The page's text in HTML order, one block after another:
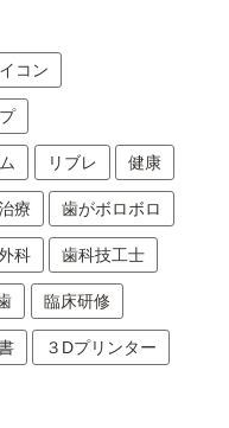
コン
リブレ 健康
療 歯がボロボロ
科 歯科技工士
臨床研修
３Dプリンター